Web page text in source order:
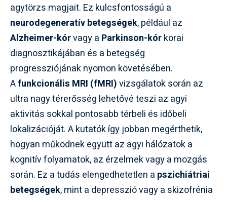
agytörzs magjait. Ez kulcsfontosságú a
neurodegeneratív betegségek, például az
Alzheimer-kórvagy a Parkinson-kórkorai
diagnosztikájában és a betegség
progressziójának nyomon követésében.
Afunkcionális MRI (fMRI)vizsgálatok során az
ultra nagy térerősség lehetővé teszi az agyi
aktivitás sokkal pontosabb térbeli és időbeli
lokalizációját. A kutatók így jobban megérthetik,
hogyan működnek együtt az agyi hálózatok a
kognitív folyamatok, az érzelmek vagy a mozgás
során. Ez a tudás elengedhetetlen a pszichiátriai
betegségek, mint a depresszió vagy a skizofrénia